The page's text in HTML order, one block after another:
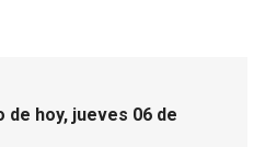
de hoy, jueves 06 de